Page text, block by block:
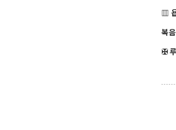
▥
복
✠